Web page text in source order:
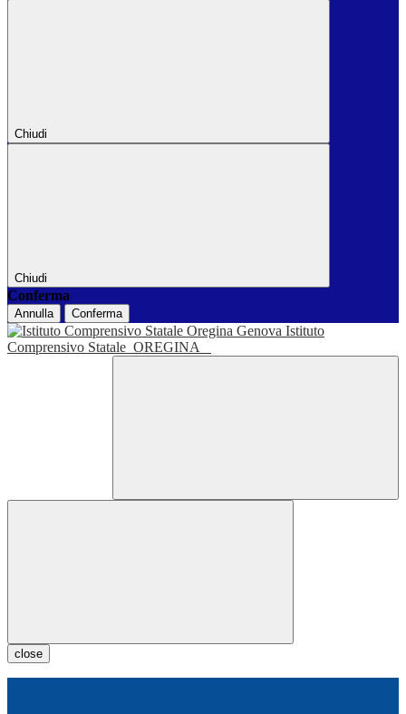
Chiudi
Chiudi
Conferma
Annulla Conferma
Istituto
Comprensivo Statale OREGINA
close